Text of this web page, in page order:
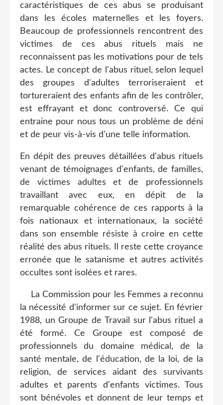
caractéristiques de ces abus se produisant
dans les écoles maternelles et les foyers.
Beaucoup de professionnels rencontrent des
victimes de ces abus rituels mais ne
reconnaissent pas les motivations pour de tels
actes. Le concept de l'abus rituel, selon lequel
des groupes d'adultes terroriseraient et
tortureraient des enfants afin de les contrôler,
est effrayant et donc controversé. Ce qui
entraine pour nous tous un problème de déni
et de peur vis-à-vis d'une telle information.
En dépit des preuves détaillées d'abus rituels
venant de témoignages d'enfants, de familles,
de victimes adultes et de professionnels
travaillant avec eux, en dépit de la
remarquable cohérence de ces rapports à la
fois nationaux et internationaux, la société
dans son ensemble résiste à croire en cette
réalité des abus rituels. Il reste cette croyance
erronée que le satanisme et autres activités
occultes sont isolées et rares.
La Commission pour les Femmes a reconnu
la nécessité d'informer sur ce sujet. En février
1988, un Groupe de Travail sur l'abus rituel a
été formé. Ce Groupe est composé de
professionnels du domaine médical, de la
santé mentale, de l'éducation, de la loi, de la
religion, de services aidant des survivants
adultes et parents d'enfants victimes. Tous
sont bénévoles et donnent de leur temps et